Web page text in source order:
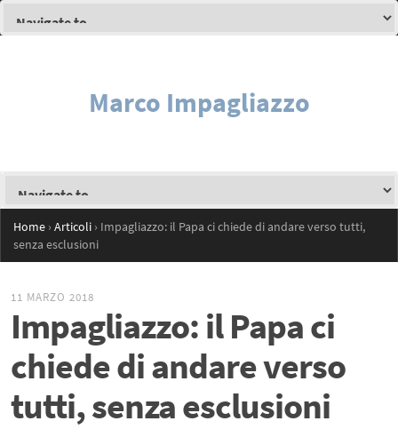
Marco Impagliazzo
Home › Articoli › Impagliazzo: il Papa ci chiede di andare verso tutti,
senza esclusioni
11 MARZO 2018
Impagliazzo: il Papa ci
chiede di andare verso
tutti, senza esclusioni